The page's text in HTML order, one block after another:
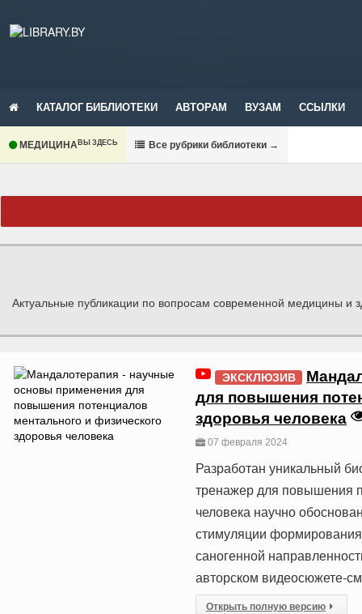
КАТАЛОГ БИБЛИОТЕКИ АВТОРАМ ВУЗАМ ССЫЛКИ
МЕДИЦИНАВЫ ЗДЕСЬ Все рубрики библиотеки →
Актуальные публикации по вопросам современной медицины и
ЭКСКЛЮЗИВ
для повышения
здоровья человека
07 февраля 2024
Разработан уникальный
тренажер для повышения
человека научно
стимуляции формирования
саногенной
авторском видеосюжете-
Открыть полную версию